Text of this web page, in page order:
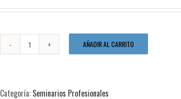
Seminario
para
AÑADIR AL CARRITO
Categoría: Seminarios Profesionales